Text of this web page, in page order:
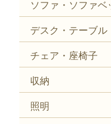
ソファ・ソファベ
デスク・テーブル
チェア・座椅子
収納
照明